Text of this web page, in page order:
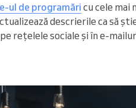
ul de programări cu cele mai
descrierile ca să
pe rețelele sociale și în e-